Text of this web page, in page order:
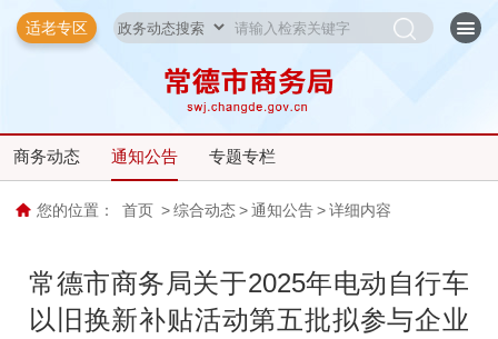
适老专区
商务动态 通知公告 专题专栏
您的位置： 首页 > 综合动态 > 通知公告 > 详细内容
常德市商务局关于2025年电动自行车
以旧换新补贴活动第五批拟参与企业